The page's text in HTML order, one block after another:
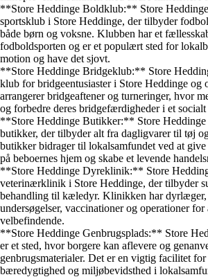
**Store Heddinge Boldklub:** Store
sportsklub i Store Heddinge, der tilbyder
både børn og voksne. Klubben har et
fodboldsporten og er et populært sted for
motion og have det sjovt.
**Store Heddinge Bridgeklub:** Store
klub for bridgeentusiaster i Store Heddinge og
arrangerer bridgeaftener og turneringer, hvor
og forbedre deres bridgefærdigheder i et
**Store Heddinge Butikker:** Store Heddinge
butikker, der tilbyder alt fra dagligvarer til tøj
butikker bidrager til lokalsamfundet ved at
på beboernes hjem og skabe et levende
**Store Heddinge Dyreklinik:** Store
veterinærklinik i Store Heddinge, der tilbyder
behandling til kæledyr. Klinikken har dyrlæger,
undersøgelser, vaccinationer og operationer for
velbefindende.
**Store Heddinge Genbrugsplads:** Store
er et sted, hvor borgere kan aflevere og
genbrugsmaterialer. Det er en vigtig facilitet
bæredygtighed og miljøbevidsthed i